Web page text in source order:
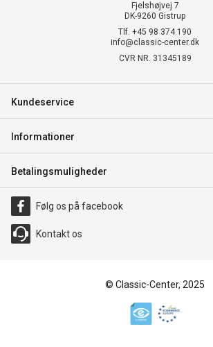
Fjelshøjvej 7
DK-9260 Gistrup
Tlf. +45 98 374 190
info@classic-center.dk
CVR NR. 31345189
Kundeservice
Informationer
Betalingsmuligheder
Følg os på facebook
Kontakt os
© Classic-Center, 2025